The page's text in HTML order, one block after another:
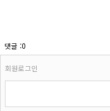
댓글 :0
회원로그인